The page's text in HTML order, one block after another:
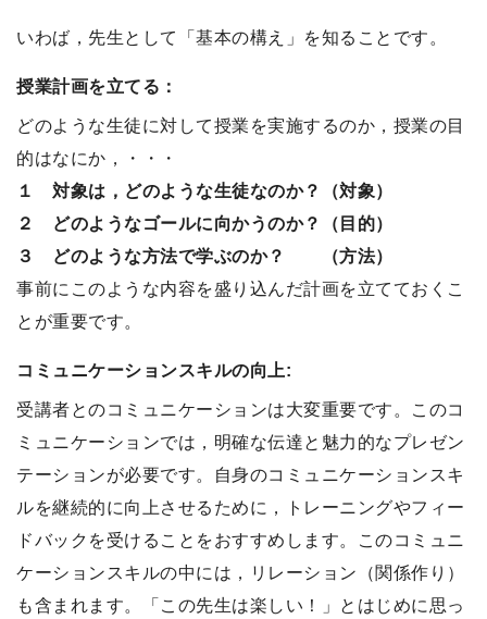
いわば，先生として「基本の構え」を知ることです。
授業計画を立てる：
どのような生徒に対して授業を実施するのか，授業の目
的はなにか，・・・
１ 対象は，どのような生徒なのか？（対象）
２ どのようなゴールに向かうのか？（目的）
３ どのような方法で学ぶのか？ （方法）
事前にこのような内容を盛り込んだ計画を立てておくこ
とが重要です。
コミュニケーションスキルの向上:
受講者とのコミュニケーションは大変重要です。このコ
ミュニケーションでは，明確な伝達と魅力的なプレゼン
テーションが必要です。自身のコミュニケーションスキ
ルを継続的に向上させるために，トレーニングやフィー
ドバックを受けることをおすすめします。このコミュニ
ケーションスキルの中には，リレーション（関係作り）
も含まれます。「この先生は楽しい！」とはじめに思っ